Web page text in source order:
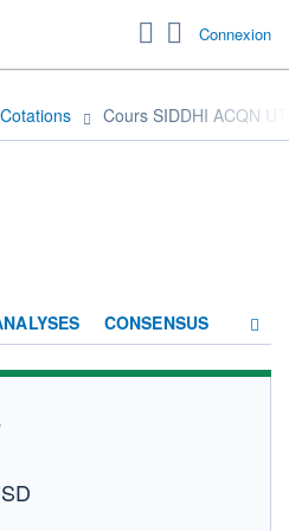
Connexion
Cotations Cours SIDDHI ACQN
CONSENSUS
ACTIONNAIRES